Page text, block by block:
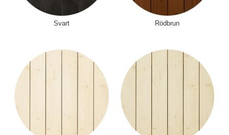
Svart Rödbrun